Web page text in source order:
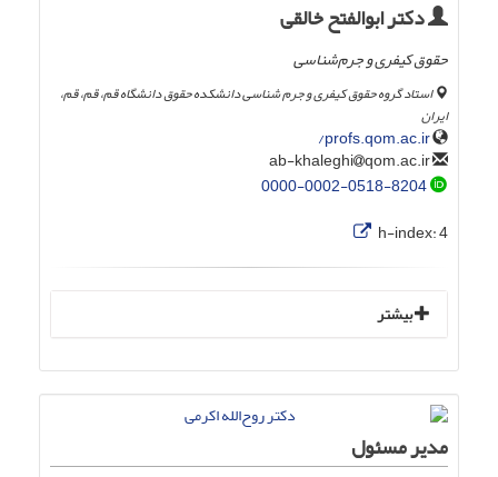
دکتر ابوالفتح خالقی
حقوق کیفری و جرم‌شناسی
استاد گروه حقوق کیفری و جرم شناسی دانشکده حقوق دانشگاه قم، قم، قم،
ایران
profs.qom.ac.ir/
qom.ac.ir
0000-0002-0518-8204
h-index:4
بیشتر
مدیر مسئول